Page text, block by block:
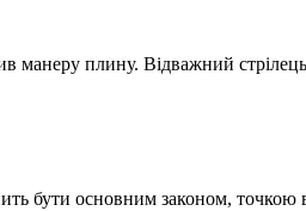
манеру плину. Відважний
бути основним законом, точкою